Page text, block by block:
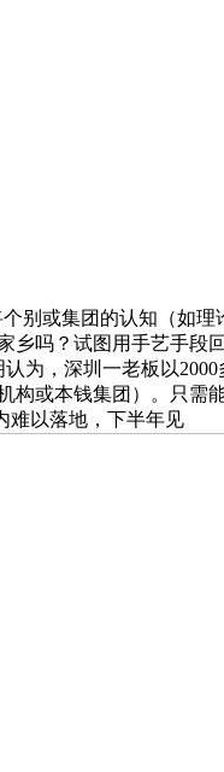
别或集团的认知（如理
乡吗？试图用手艺手段
认为，深圳一老板以
构或本钱集团）。只
难以落地，下半年见